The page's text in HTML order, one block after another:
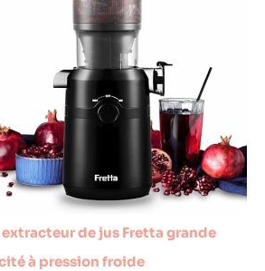
extracteur de jus Fretta grande
à pression froide